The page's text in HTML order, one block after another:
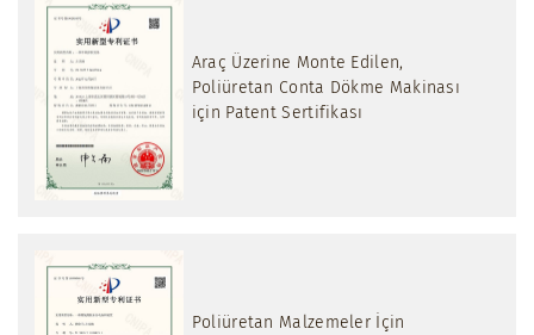
Araç Üzerine Monte Edilen,
Poliüretan Conta Dökme Makinası
için Patent Sertifikası
Poliüretan Malzemeler İçin